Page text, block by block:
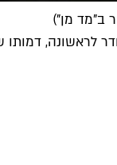
ב"מד מן")
לראשונה,